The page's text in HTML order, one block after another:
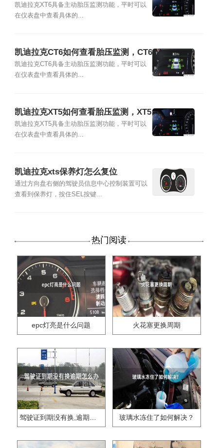
胎压灯复位教程
凯迪拉克XT6具备主动胎压监测功能，平时可以
在仪表盘中查看具体的...
凯迪拉克CT6如何查看胎压监测，CT6
胎压灯复位教程
凯迪拉克CT6具备主动胎压监测功能，平时可以
在仪表盘中查看具体的...
凯迪拉克XT5如何查看胎压监测，XT5
胎压灯复位教程
凯迪拉克XT5具备主动胎压监测功能，平时可以
在仪表盘中查看具体的...
凯迪拉克xts保养灯怎么复位
通过方向盘右侧的驾驶员信息中心控制装置可以
查看到保养灯，按住SEL按键...
热门阅读
epc灯亮是什么问题 火花塞更换周期
驾驶证到期没有换,逾期怎么办?? 玻璃水冻住了如何解决？